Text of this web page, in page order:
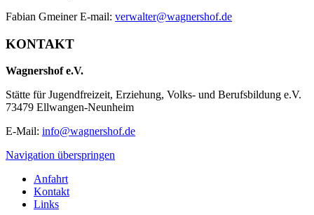
Fabian Gmeiner E-mail: verwalter@wagnershof.de
KONTAKT
Wagnershof e.V.
Stätte für Jugendfreizeit, Erziehung, Volks- und Berufsbildung e.V.
73479 Ellwangen-Neunheim
E-Mail: info@wagnershof.de
Navigation überspringen
Anfahrt
Kontakt
Links